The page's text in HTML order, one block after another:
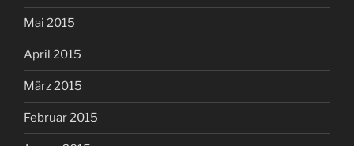
Mai 2015
April 2015
März 2015
Februar 2015